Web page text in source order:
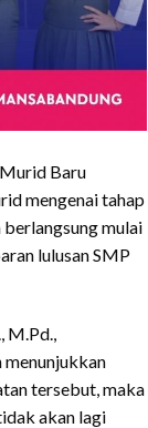
Baru
mengenai tahap
mulai
lulusan SMP
M.Pd.,
menunjukkan
tersebut, maka
akan lagi